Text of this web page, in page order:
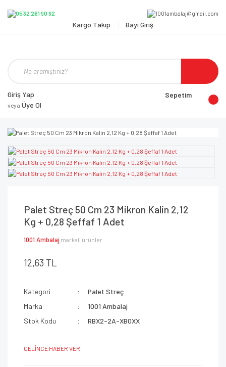
Kargo Takip Bayi Giriş
Giriş Yap
veya Üye Ol
Sepetim
Palet Streç 50 Cm 23 Mikron Kalin 2,12
Kg + 0,28 Şeffaf 1 Adet
1001 Ambalaj markalı ürünler
12,63 TL
Kategori
Palet Streç
Marka
1001 Ambalaj
Stok Kodu
RBX2-2A-XB0XX
GELİNCE HABER VER